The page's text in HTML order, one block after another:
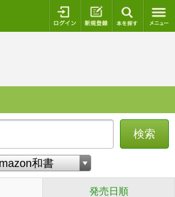
ログイン 新規登録
検索
発売日順